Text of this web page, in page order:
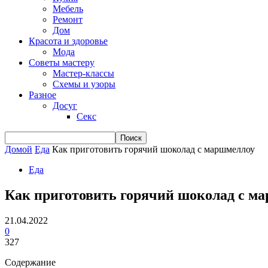
Мебель
Ремонт
Дом
Красота и здоровье
Мода
Советы мастеру
Мастер-классы
Схемы и узоры
Разное
Досуг
Секс
Домой Еда Как приготовить горячий шоколад с маршмеллоу
Еда
Как приготовить горячий шоколад с
21.04.2022
0
327
Содержание